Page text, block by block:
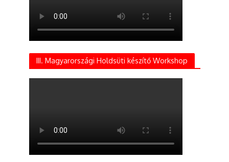
III. Magyarországi Holdsüti készítő Workshop